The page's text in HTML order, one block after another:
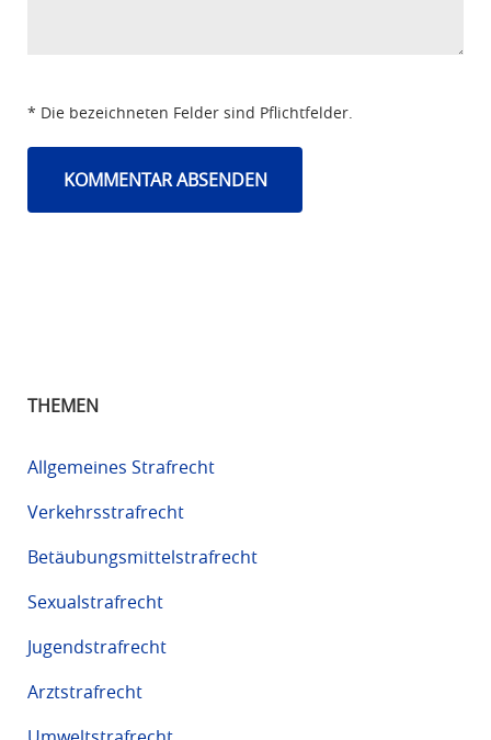
* Die bezeichneten Felder sind Pflichtfelder.
THEMEN
Allgemeines Strafrecht
Verkehrsstrafrecht
Betäubungsmittelstrafrecht
Sexualstrafrecht
Jugendstrafrecht
Arztstrafrecht